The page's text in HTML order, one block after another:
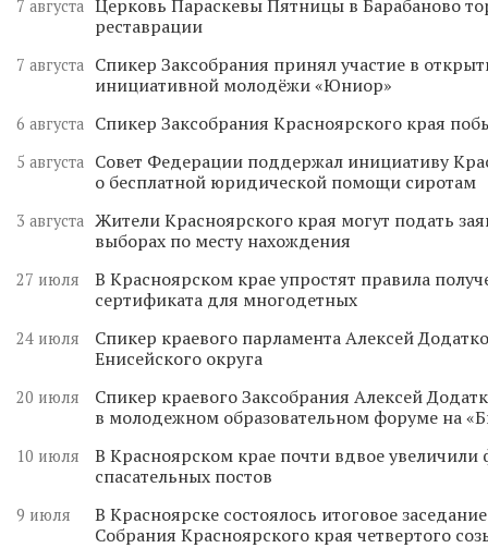
7 августа Церковь Параскевы Пятницы в Барабаново
реставрации
7 августа
Спикер Заксобрания принял участие в
инициативной молодёжи «Юниор»
6 августа Спикер Заксобрания Красноярского края
5 августа
Совет Федерации поддержал инициативу
о бесплатной юридической помощи сиротам
3 августа Жители Красноярского края могут подать
выборах по месту нахождения
27 июля
В Красноярском крае упростят правила
сертификата для многодетных
24 июля
Спикер краевого парламента Алексей
Енисейского округа
20 июля
Спикер краевого Заксобрания Алексей
в молодежном образовательном форуме на
10 июля
В Красноярском крае почти вдвое
спасательных постов
9 июля
В Красноярске состоялось итоговое
Собрания Красноярского края четвертого